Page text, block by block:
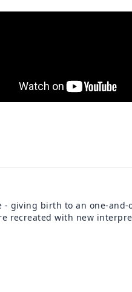
- giving birth to an one-and-
recreated with new
it all down to present the
and classical